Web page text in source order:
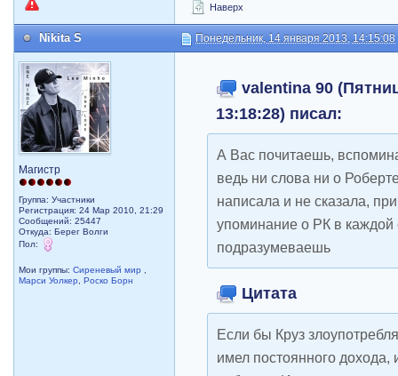
Наверх
Nikita S Понедельник, 14 января 2013, 14:15:08
Магистр
Группа: Участники
Регистрация: 24 Мар 2010, 21:29
Сообщений: 25447
Откуда: Берег Волги
Пол:
Мои группы:Сиреневый мир
Марси Уолкер
,Роско Борн
valentina 90
13:18:28) писал:
А Вас почитаешь,
ведь ни слова ни о
написала и не сказала,
упоминание о РК в
подразумеваешь
Цитата
Если бы Круз
имел постоянного дохода,